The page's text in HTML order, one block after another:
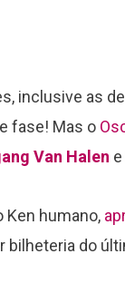
inclusive as
fase! Mas o
Van Halen e
Ken humano,
bilheteria do